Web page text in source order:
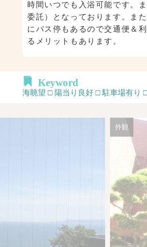
時間いつでも入浴可能です。
委託）となっております。ま
にバス停もあるので交通便＆
るメリットもあります。
Keyword
海眺望 □ 陽当り良好 □ 駐車場有り
外観